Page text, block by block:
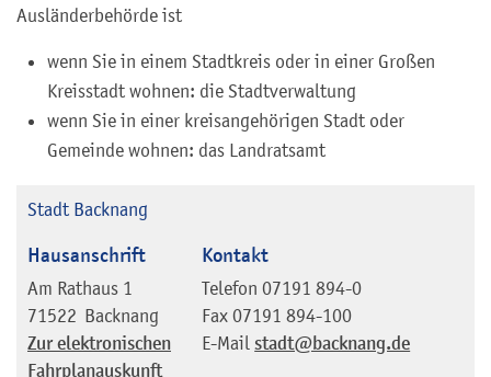
Ausländerbehörde ist
wenn Sie in einem Stadtkreis oder in einer Großen
Kreisstadt wohnen: die Stadtverwaltung
wenn Sie in einer kreisangehörigen Stadt oder
Gemeinde wohnen: das Landratsamt
Stadt Backnang
Hausanschrift
Am Rathaus 1
71522 Backnang
Zur elektronischen
Fahrplanauskunft
Kontakt
Telefon 07191 894-0
Fax 07191 894-100
E-Mail stadt@backnang.de